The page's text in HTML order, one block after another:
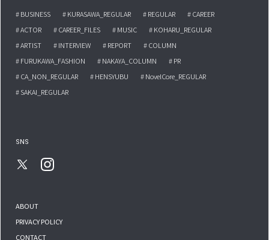
# BUSINESS # KURASAWA_REGULAR # REGULAR
# CAREER
# ACTOR
# CAREER_FILES # MUSIC
# KOHARU_REGULAR
# ARTIST
# INTERVIEW # REPORT
# COLUMN
# FURUKAWA_FASHION
# NAKAYA_COLUMN
# PR
# CA_NON_REGULAR
# HENSYUBU
# NovelCore_REGULAR
# SAKAI_REGULAR
SNS
ABOUT
PRIVACY POLICY
CONTACT